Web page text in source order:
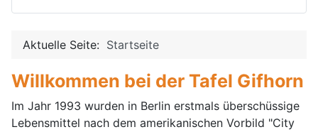
Aktuelle Seite: Startseite
Willkommen bei der Tafel Gifhorn
Im Jahr 1993 wurden in Berlin erstmals überschüssige
Lebensmittel nach dem amerikanischen Vorbild "City